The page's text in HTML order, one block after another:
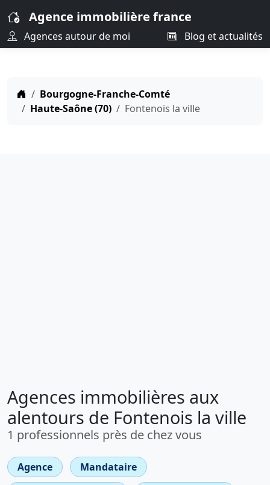
Agence immobilière france
Agences autour de moi Blog et actualités
Bourgogne-Franche-Comté
Haute-Saône (70)
Fontenois la ville
Agences immobilières aux
alentours de Fontenois la ville
1 professionnels près de chez vous
Agence
Mandataire